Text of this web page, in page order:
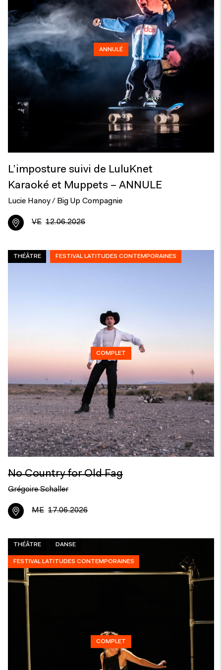
ANNULÉ
L’imposture suivi de LuluKnet
Karaoké et Muppets – ANNULE
Lucie Hanoy / Big Up Compagnie
VE 12.06.2026
COMPLET
THÉÂTRE FESTIVAL LATITUDES CONTEMPORAINES
No Country for Old Fag
Grégoire Schaller
ME 17.06.2026
COMPLET
THÉÂTRE DANSE
FESTIVAL LATITUDES CONTEMPORAINES